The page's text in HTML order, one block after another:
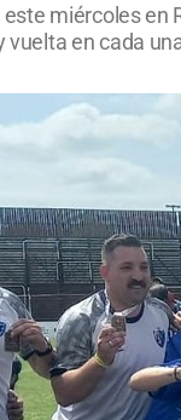
miércoles
en cada